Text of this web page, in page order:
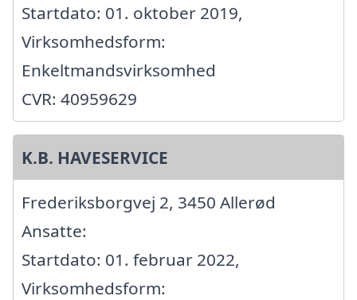
Startdato: 01. oktober 2019,
Virksomhedsform:
Enkeltmandsvirksomhed
CVR: 40959629
K.B. HAVESERVICE
Frederiksborgvej 2, 3450 Allerød
Ansatte:
Startdato: 01. februar 2022,
Virksomhedsform: